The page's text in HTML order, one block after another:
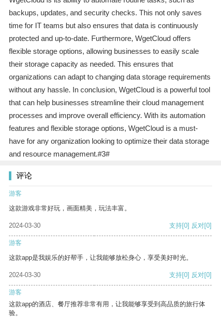
backups, updates, and security checks. This not only saves
time for IT teams but also ensures that data is continuously
protected and up-to-date. Furthermore, WgetCloud offers
flexible storage options, allowing businesses to easily scale
their storage capacity as needed. This ensures that
organizations can adapt to changing data storage requirements
without any hassle. In conclusion, WgetCloud is a powerful tool
that can help businesses streamline their cloud management
processes and improve overall efficiency. With its automation
features and flexible storage options, WgetCloud is a must-
have for any organization looking to optimize their data storage
and resource management.#3#
评论
游客
这款游戏非常好玩，画面精美，玩法丰富。
2024-03-30 支持[0] 反对[0]
游客
这款app是我娱乐的好帮手，让我能够放松身心，享受美好时光。
2024-03-30 支持[0] 反对[0]
游客
这款app的酒店、餐厅推荐非常有用，让我能够享受到高品质的旅行体
验。